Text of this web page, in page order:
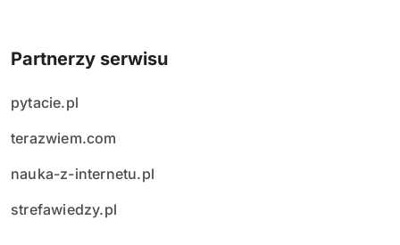
Partnerzy serwisu
pytacie.pl
terazwiem.com
nauka-z-internetu.pl
strefawiedzy.pl